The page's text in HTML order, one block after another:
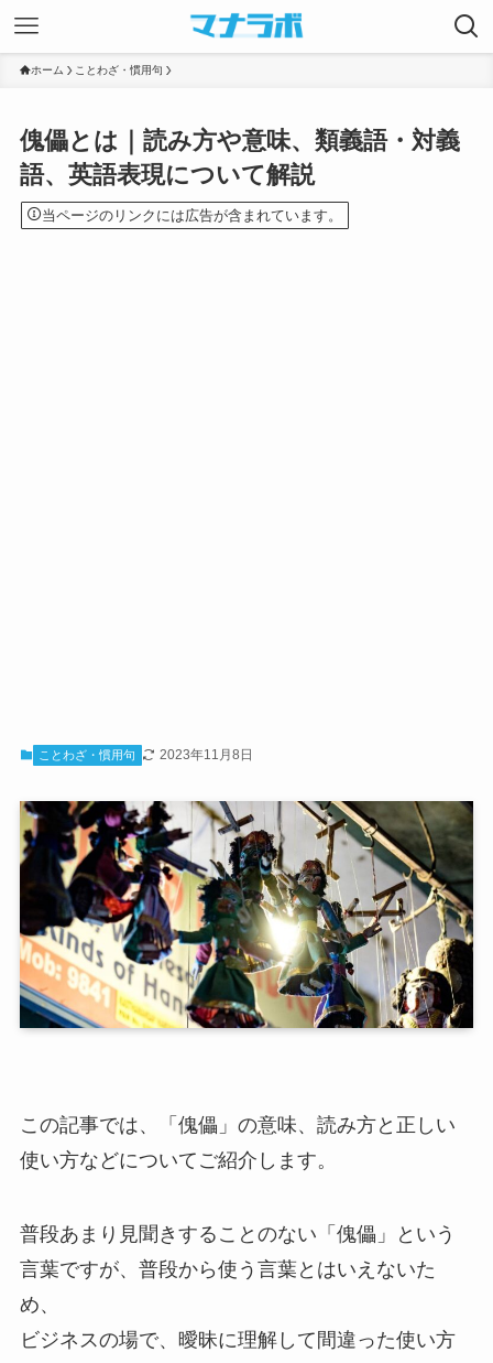
ホーム ことわざ・慣用句
傀儡とは｜読み方や意味、類義語・対義
語、英語表現について解説
当ページのリンクには広告が含まれています。
ことわざ・慣用句 2023年11月8日
この記事では、「傀儡」の意味、読み方と正しい
使い方などについてご紹介します。
普段あまり見聞きすることのない「傀儡」という
言葉ですが、普段から使う言葉とはいえないた
め、
ビジネスの場で、曖昧に理解して間違った使い方